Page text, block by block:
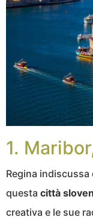
1.
Regina
questa città
creativa e le sue